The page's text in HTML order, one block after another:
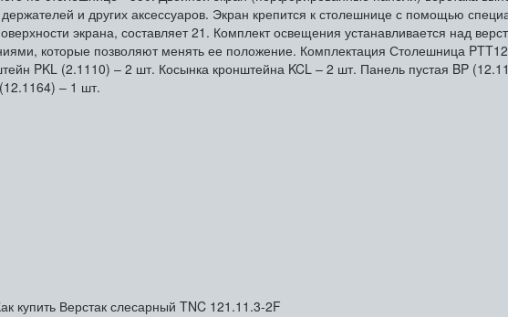
и других аксессуаров. Экран крепится к столешнице с помощью
экрана, составляет 21. Комплект освещения устанавливается над
которые позволяют менять ее положение. Комплектация Столешница
PKL (2.1110) – 2 шт. Косынка кронштейна KCL – 2 шт. Панель пустая BP
– 1 шт.
купить Верстак слесарный TNC 121.11.3-2F